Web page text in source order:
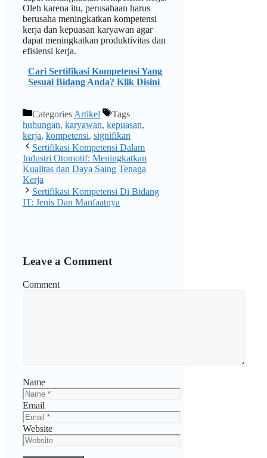
Oleh karena itu, perusahaan harus
berusaha meningkatkan kompetensi
kerja dan kepuasan karyawan agar
dapat meningkatkan produktivitas dan
efisiensi kerja.
Cari Sertifikasi Kompetensi Yang
Sesuai Bidang Anda? Klik Disini
Categories Artikel
Tags
hubungan, karyawan, kepuasan,
kerja, kompetensi, signifikan
Sertifikasi Kompetensi Dalam
Industri Otomotif: Meningkatkan
Kualitas dan Daya Saing Tenaga
Kerja
Sertifikasi Kompetensi Di Bidang
IT: Jenis Dan Manfaatnya
Leave a Comment
Comment
Name
Email
Website